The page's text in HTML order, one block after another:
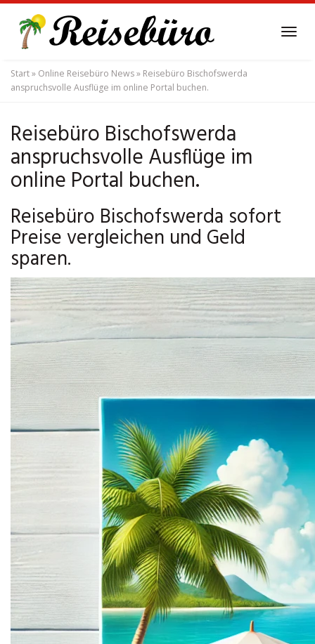
main
content
Start» Online Reisebüro News» Reisebüro Bischofswerda
anspruchsvolle Ausflüge im online Portal buchen.
Reisebüro Bischofswerda
anspruchsvolle Ausflüge im
online Portal buchen.
Reisebüro Bischofswerda sofort
Preise vergleichen und Geld
sparen.